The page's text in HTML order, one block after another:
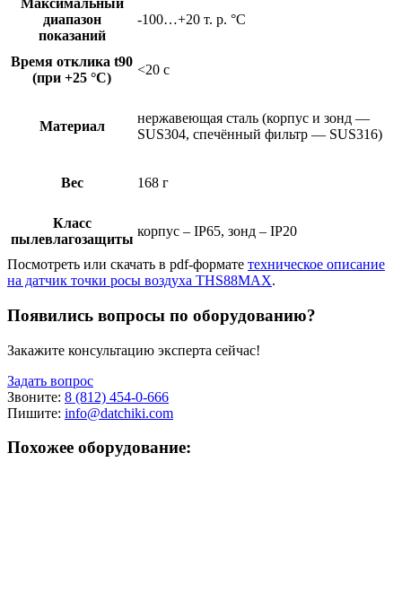
Максимальный
диапазон
показаний
-100…+20 т. р. °C
Время отклика t90
(при +25 °C)
<20 с
Материал
нержавеющая сталь (корпус и зонд —
SUS304, спечённый фильтр — SUS316)
Вес 168 г
Класс
пылевлагозащиты
корпус – IP65, зонд – IP20
Посмотреть или скачать в pdf-формате техническое описание
на датчик точки росы воздуха THS88MAX.
Появились вопросы по оборудованию?
Закажите консультацию эксперта сейчас!
Задать вопрос
Звоните: 8 (812) 454-0-666
Пишите: info@datchiki.com
Похожее оборудование: